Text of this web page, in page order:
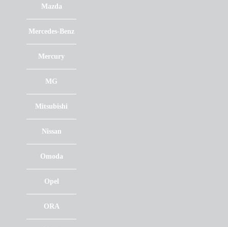
Mazda
Mercedes-Benz
Mercury
MG
Mitsubishi
Nissan
Omoda
Opel
ORA